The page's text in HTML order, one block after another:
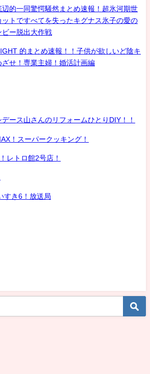
辺的一同驚愕騒然まとめ速報！超氷河期世
トですべてを失ったキグナス氷子の愛の
ビー脱出大作戦
的まとめ速報！！子供が欲しいど陰キ
せ！専業主婦！婚活計画編
ース山さんのリフォームひとりDIY！！
！スーパークッキング！
レトロ館2号店！
すき6！放送局